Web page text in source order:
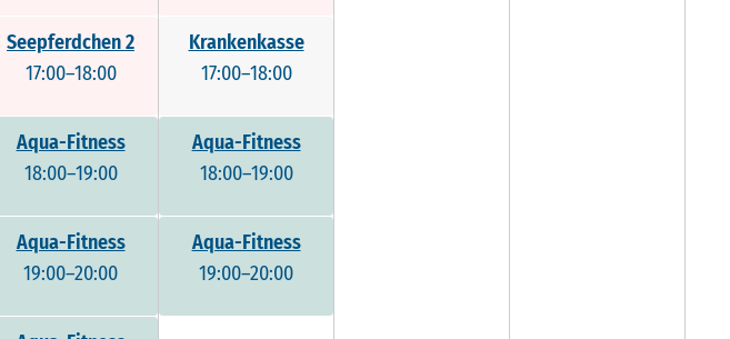
Seepferdchen 2
17:00–18:00
Aqua-Fitness
18:00–19:00
Aqua-Fitness
19:00–20:00
Krankenkasse
17:00–18:00
Aqua-Fitness
18:00–19:00
Aqua-Fitness
19:00–20:00